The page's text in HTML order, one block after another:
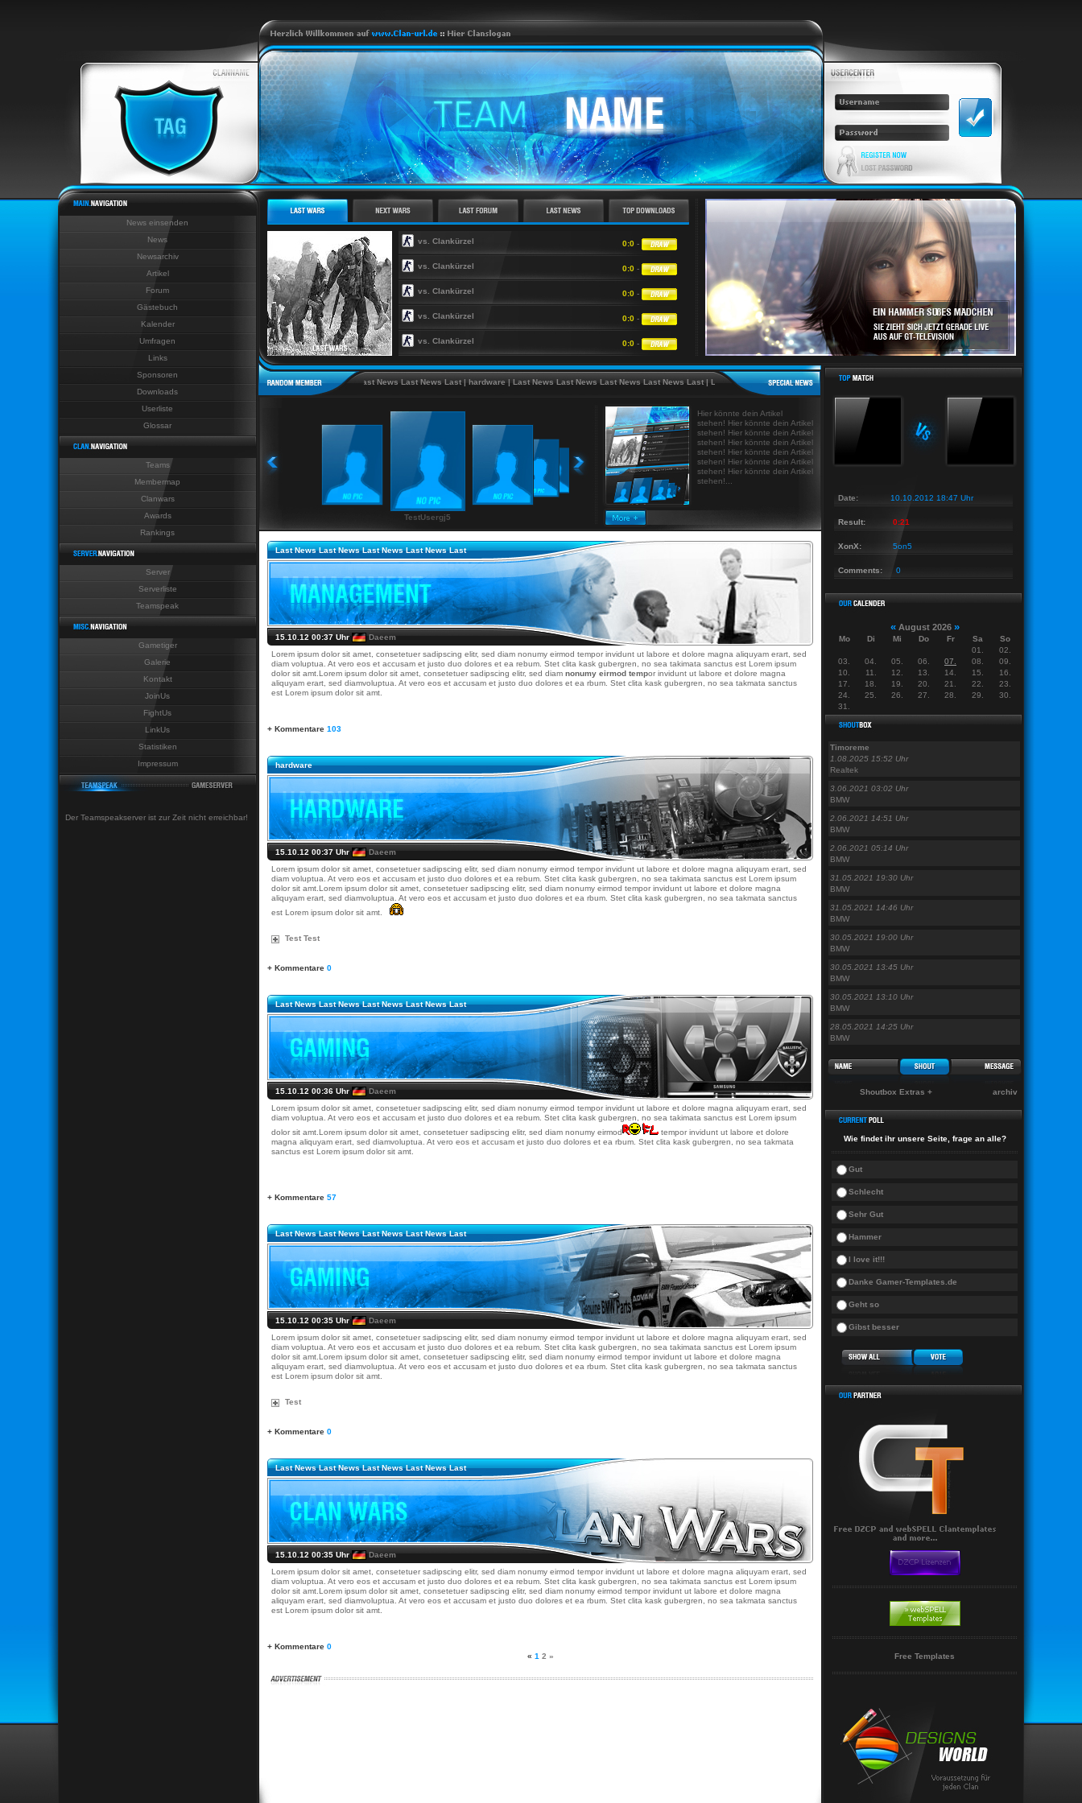
News einsenden
News
Newsarchiv
Artikel
Forum
Gästebuch
Kalender
Umfragen
Links
Sponsoren
Downloads
Userliste
Glossar
Teams
Membermap
Clanwars
Awards
Rankings
Server
Serverliste
Teamspeak
Gametiger
Galerie
Kontakt
JoinUs
FightUs
LinkUs
Statistiken
Impressum
Der Teamspeakserver ist zur Zeit nicht erreichbar!
vs. Clankürzel 0:0 -
vs. Clankürzel 0:0 -
vs. Clankürzel 0:0 -
vs. Clankürzel 0:0 -
vs. Clankürzel 0:0 -
Last News Last News Last News Last News Last|hardware|Last News Last News Last News Last News Last|Last News Last News Last News Last News Last
TestUsergj5
Hier könnte dein Artikel
stehen! Hier könnte dein Artikel
stehen! Hier könnte dein Artikel
stehen! Hier könnte dein Artikel
stehen! Hier könnte dein Artikel
stehen! Hier könnte dein Artikel
stehen! Hier könnte dein Artikel
stehen!...
Last News Last News Last News Last News Last
15.10.12 00:37 Uhr
Daeem
Lorem ipsum dolor sit amet, consetetuer sadipscing elitr, sed diam nonumy eirmod tempor invidunt ut labore et dolore magna aliquyam erart, sed
diam voluptua. At vero eos et accusam et justo duo dolores et ea rebum. Stet clita kask gubergren, no sea takimata sanctus est Lorem ipsum
dolor sit amt.Lorem ipsum dolor sit amet, consetetuer sadipscing elitr, sed diam nonumy eirmod tempor invidunt ut labore et dolore magna
aliquyam erart, sed diamvoluptua. At vero eos et accusam et justo duo dolores et ea rbum. Stet clita kask gubergren, no sea takmata sanctus
est Lorem ipsum dolor sit amt.
+ Kommentare 103
hardware
15.10.12 00:37 Uhr
Daeem
Lorem ipsum dolor sit amet, consetetuer sadipscing elitr, sed diam nonumy eirmod tempor invidunt ut labore et dolore magna aliquyam erart, sed
diam voluptua. At vero eos et accusam et justo duo dolores et ea rebum. Stet clita kask gubergren, no sea takimata sanctus est Lorem ipsum
dolor sit amt.Lorem ipsum dolor sit amet, consetetuer sadipscing elitr, sed diam nonumy eirmod tempor invidunt ut labore et dolore magna
aliquyam erart, sed diamvoluptua. At vero eos et accusam et justo duo dolores et ea rbum. Stet clita kask gubergren, no sea takmata sanctus
est Lorem ipsum dolor sit amt.
Test Test
+ Kommentare 0
Last News Last News Last News Last News Last
15.10.12 00:36 Uhr
Daeem
Lorem ipsum dolor sit amet, consetetuer sadipscing elitr, sed diam nonumy eirmod tempor invidunt ut labore et dolore magna aliquyam erart, sed
diam voluptua. At vero eos et accusam et justo duo dolores et ea rebum. Stet clita kask gubergren, no sea takimata sanctus est Lorem ipsum
dolor sit amt.Lorem ipsum dolor sit amet, consetetuer sadipscing elitr, sed diam nonumy eirmod
tempor invidunt ut labore et dolore
magna aliquyam erart, sed diamvoluptua. At vero eos et accusam et justo duo dolores et ea rbum. Stet clita kask gubergren, no sea takmata
sanctus est Lorem ipsum dolor sit amt.
+ Kommentare 57
Last News Last News Last News Last News Last
15.10.12 00:35 Uhr
Daeem
Lorem ipsum dolor sit amet, consetetuer sadipscing elitr, sed diam nonumy eirmod tempor invidunt ut labore et dolore magna aliquyam erart, sed
diam voluptua. At vero eos et accusam et justo duo dolores et ea rebum. Stet clita kask gubergren, no sea takimata sanctus est Lorem ipsum
dolor sit amt.Lorem ipsum dolor sit amet, consetetuer sadipscing elitr, sed diam nonumy eirmod tempor invidunt ut labore et dolore magna
aliquyam erart, sed diamvoluptua. At vero eos et accusam et justo duo dolores et ea rbum. Stet clita kask gubergren, no sea takmata sanctus
est Lorem ipsum dolor sit amt.
Test
+ Kommentare 0
Last News Last News Last News Last News Last
15.10.12 00:35 Uhr
Daeem
Lorem ipsum dolor sit amet, consetetuer sadipscing elitr, sed diam nonumy eirmod tempor invidunt ut labore et dolore magna aliquyam erart, sed
diam voluptua. At vero eos et accusam et justo duo dolores et ea rebum. Stet clita kask gubergren, no sea takimata sanctus est Lorem ipsum
dolor sit amt.Lorem ipsum dolor sit amet, consetetuer sadipscing elitr, sed diam nonumy eirmod tempor invidunt ut labore et dolore magna
aliquyam erart, sed diamvoluptua. At vero eos et accusam et justo duo dolores et ea rbum. Stet clita kask gubergren, no sea takmata sanctus
est Lorem ipsum dolor sit amt.
+ Kommentare 0
« 1 2 »
Date: 10.10.2012 18:47 Uhr
Result: 0:21
XonX: 5on5
Comments: 0
« August 2026 »
Mo Di Mi Do Fr Sa
So
01.
02.
03.
04. 05. 06. 07. 08.
09.
10.
11. 12. 13. 14. 15.
16.
17.
18. 19. 20. 21. 22.
23.
24.
25. 26. 27. 28. 29.
30.
31.
Timoreme
1.08.2025 15:52 Uhr
Realtek
3.06.2021 03:02 Uhr
BMW
2.06.2021 14:51 Uhr
BMW
2.06.2021 05:14 Uhr
BMW
31.05.2021 19:30 Uhr
BMW
31.05.2021 14:46 Uhr
BMW
30.05.2021 19:00 Uhr
BMW
30.05.2021 13:45 Uhr
BMW
30.05.2021 13:10 Uhr
BMW
28.05.2021 14:25 Uhr
BMW
Shoutbox Extras + archiv
Wie findet ihr unsere Seite, frage an alle?
Gut
Schlecht
Sehr Gut
Hammer
I love it!!!
Danke Gamer-Templates.de
Geht so
Gibst besser
Free Templates